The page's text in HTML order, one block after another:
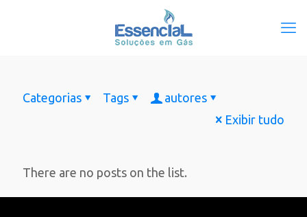
Categorias Tags
autores
Exibir tudo
There are no posts on the list.